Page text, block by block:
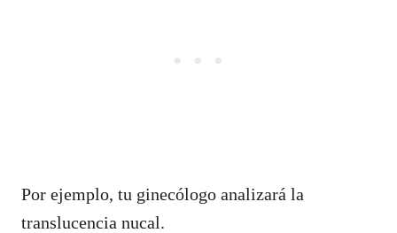
Por ejemplo, tu ginecólogo analizará la
translucencia nucal.